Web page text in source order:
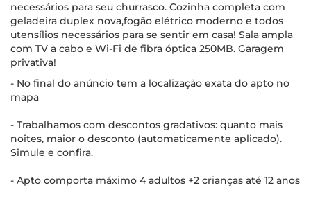
necessários para seu churrasco. Cozinha completa com
geladeira duplex nova,fogão elétrico moderno e todos
utensílios necessários para se sentir em casa! Sala ampla
com TV a cabo e Wi-Fi de fibra óptica 250MB. Garagem
privativa!
- No final do anúncio tem a localização exata do apto no
mapa
- Trabalhamos com descontos gradativos: quanto mais
noites, maior o desconto (automaticamente aplicado).
Simule e confira.
- Apto comporta máximo 4 adultos +2 crianças até 12 anos